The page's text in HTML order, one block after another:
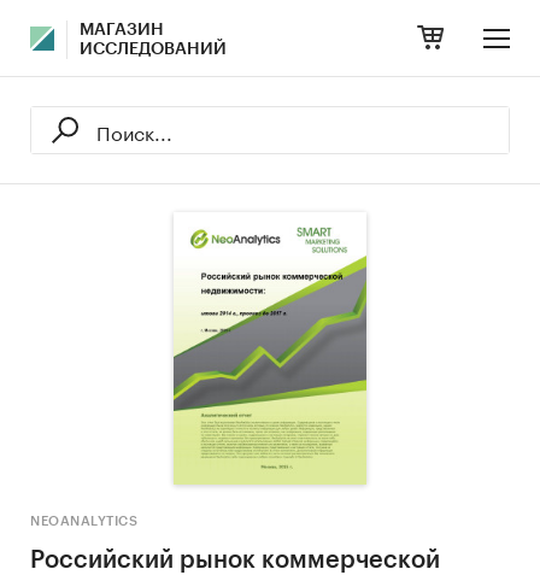
МАГАЗИН
ИССЛЕДОВАНИЙ
NEOANALYTICS
Российский рынок коммерческой